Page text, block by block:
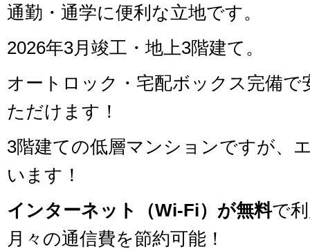
通勤・通学に便利な立地です。
2026年3月竣工・地上3階建て。
オートロック・宅配ボックス完備で
ただけます！
3階建ての低層マンションですが、
います！
インターネット（Wi-Fi）が無料で
月々の通信費を節約可能！